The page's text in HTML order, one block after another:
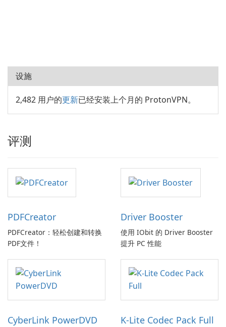
设施
2,482 用户的更新已经安装上个月的 ProtonVPN。
评测
PDFCreator
PDFCreator：轻松创建和转换
PDF文件！
Driver Booster
使用 IObit 的 Driver Booster
提升 PC 性能
CyberLink PowerDVD K-Lite Codec Pack Full